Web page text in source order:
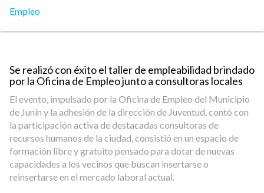
Empleo
Se realizó con éxito el taller de empleabilidad brindado
por la Oficina de Empleo junto a consultoras locales
El evento, impulsado por la Oficina de Empleo del Municipio
de Junín y la adhesión de la dirección de Juventud, contó con
la participación activa de destacadas consultoras de
recursos humanos de la ciudad, consistió en un espacio de
formación libre y gratuito pensado para dotar de nuevas
capacidades a los vecinos que buscan insertarse o
reinsertarse en el mercado laboral actual.